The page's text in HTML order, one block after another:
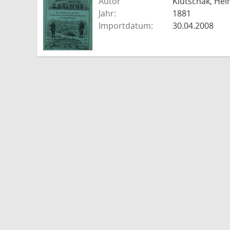
Jahr:
1881
Importdatum:
30.04.2008